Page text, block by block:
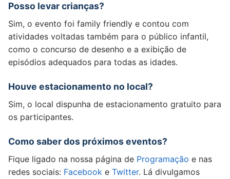
Posso levar crianças?
Sim, o evento foi family friendly e contou com
atividades voltadas também para o público infantil,
como o concurso de desenho e a exibição de
episódios adequados para todas as idades.
Houve estacionamento no local?
Sim, o local dispunha de estacionamento gratuito para
os participantes.
Como saber dos próximos eventos?
Fique ligado na nossa página de Programação e nas
redes sociais: Facebook e Twitter. Lá divulgamos